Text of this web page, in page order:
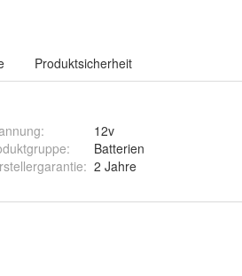
Produktsicherheit
:
12v
:
Batterien
: 2 Jahre